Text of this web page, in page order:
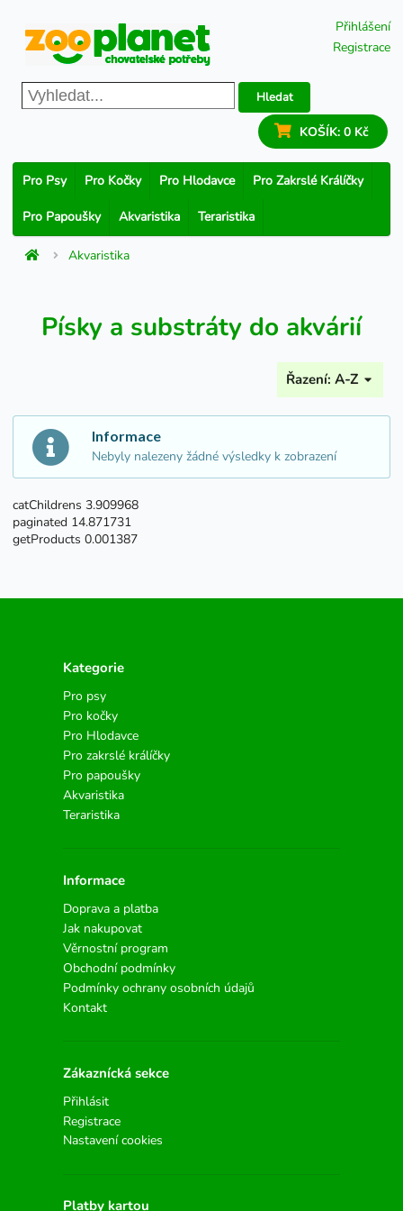
Přihlášení
Registrace
Hledat
KOŠÍK: 0 Kč
Pro Psy Pro Kočky Pro Hlodavce Pro Zakrslé Králíčky
Pro Papoušky Akvaristika Teraristika
Akvaristika
Písky a substráty do akvárií
Řazení: A-Z
Informace
Nebyly nalezeny žádné výsledky k zobrazení
catChildrens 3.909968
paginated 14.871731
getProducts 0.001387
Kategorie
Pro psy
Pro kočky
Pro Hlodavce
Pro zakrslé králíčky
Pro papoušky
Akvaristika
Teraristika
Informace
Doprava a platba
Jak nakupovat
Věrnostní program
Obchodní podmínky
Podmínky ochrany osobních údajů
Kontakt
Zákaznícká sekce
Přihlásit
Registrace
Nastavení cookies
Platby kartou